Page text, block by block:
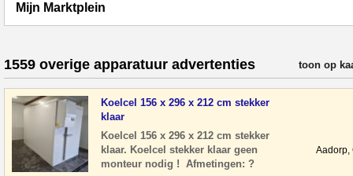
Mijn Marktplein
1559 overige apparatuur advertenties verfijn
toon op
Koelcel 156 x 296 x 212 cm stekker
klaar
Koelcel 156 x 296 x 212 cm stekker
klaar. Koelcel stekker klaar geen
monteur nodig ! Afmetingen: ?
Aadorp,